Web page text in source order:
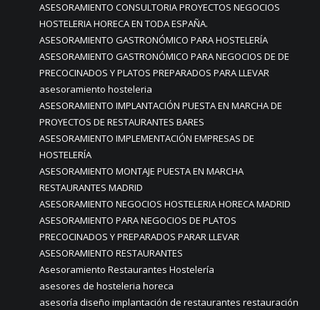
ASESORAMIENTO CONSULTORIA PROYECTOS NEGOCIOS
HOSTELERIA HORECA EN TODA ESPAÑA.
ASESORAMIENTO GASTRONÓMICO PARA HOSTELERÍA
ASESORAMIENTO GASTRONÓMICO PARA NEGOCIOS DE DE
PRECOCINADOS Y PLATOS PREPARADOS PARA LLEVAR
asesoramiento hosteleria
ASESORAMIENTO IMPLANTACIÓN PUESTA EN MARCHA DE
PROYECTOS DE RESTAURANTES BARES
ASESORAMIENTO IMPLEMENTACIÓN EMPRESAS DE
HOSTELERÍA
ASESORAMIENTO MONTAJE PUESTA EN MARCHA
RESTAURANTES MADRID
ASESORAMIENTO NEGOCIOS HOSTELERIA HORECA MADRID
ASESORAMIENTO PARA NEGOCIOS DE PLATOS
PRECOCINADOS Y PREPARADOS PARAR LLEVAR
ASESORAMIENTO RESTAURANTES
Asesoramiento Restaurantes Hostelería
asesores de hosteleria horeca
asesoría diseño implantación de restaurantes restauración